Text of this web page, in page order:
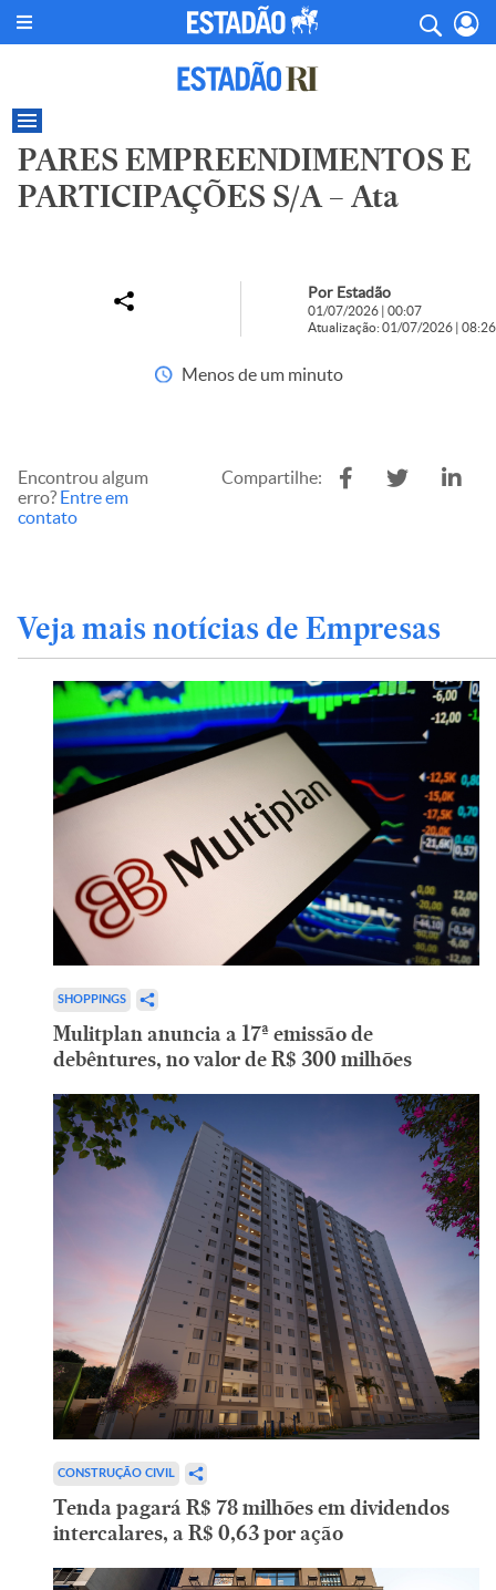
PARES EMPREENDIMENTOS E
PARTICIPAÇÕES S/A – Ata
Por Estadão
01/07/2026 | 00:07
Atualização: 01/07/2026 | 08:26
Menos de um minuto
Encontrou algum
erro? Entre em
contato
Compartilhe:
Veja mais notícias de Empresas
SHOPPINGS
Mulitplan anuncia a 17ª emissão de
debêntures, no valor de R$ 300 milhões
CONSTRUÇÃO CIVIL
Tenda pagará R$ 78 milhões em dividendos
intercalares, a R$ 0,63 por ação